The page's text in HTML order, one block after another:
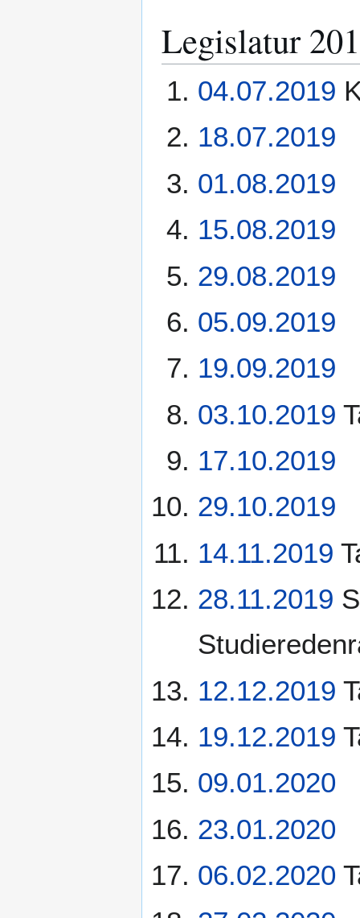
Legislatur
04.07.2019
18.07.2019
01.08.2019
15.08.2019
29.08.2019
05.09.2019
19.09.2019
03.10.2019
17.10.2019
29.10.2019
14.11.2019
28.11.2019
12.12.2019
19.12.2019
09.01.2020
23.01.2020
06.02.2020